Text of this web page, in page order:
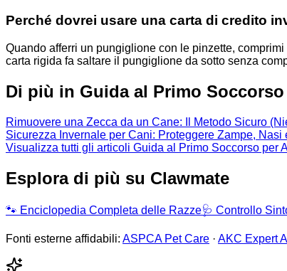
Perché dovrei usare una carta di credito
Quando afferri un pungiglione con le pinzette,
carta rigida fa saltare il pungiglione da sotto senza
Di più in Guida al Primo
Rimuovere una Zecca da un Cane: Il Metodo Sicuro
Sicurezza Invernale per Cani: Proteggere Zampe, Nasi
Visualizza tutti gli articoli Guida al Primo Soccorso per
Esplora di più su Clawmate
🐾 Enciclopedia Completa delle Razze🩺 Controllo
Fonti esterne affidabili: ASPCA Pet Care · AKC Expert